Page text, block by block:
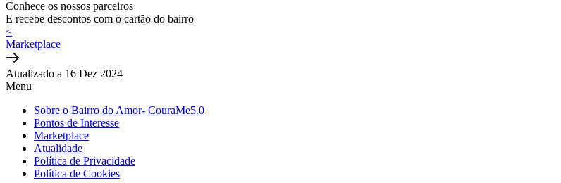
Conhece os nossos parceiros
E recebe descontos com o cartão do bairro
<
Marketplace
Atualizado a 16 Dez 2024
Menu
Sobre o Bairro do Amor- CouraMe5.0
Pontos de Interesse
Marketplace
Atualidade
Política de Privacidade
Política de Cookies